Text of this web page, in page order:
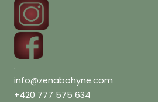
.
info@zenabohyne.com
+420 777 575 634